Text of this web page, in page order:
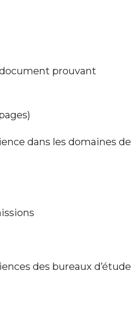
prouvant
dans les domaines de
des bureaux d’étude